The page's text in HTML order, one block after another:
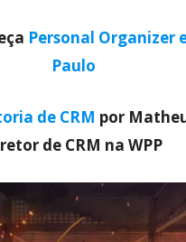
Personal Organizer
Paulo
de CRM por
de CRM na WPP